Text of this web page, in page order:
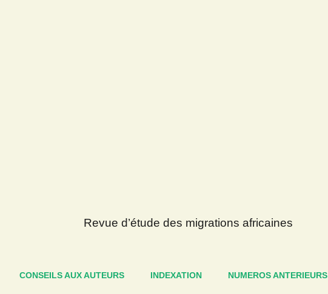
Revue d’étude des migrations africaines
CONSEILS AUX AUTEURS INDEXATION NUMEROS ANTERIEURS